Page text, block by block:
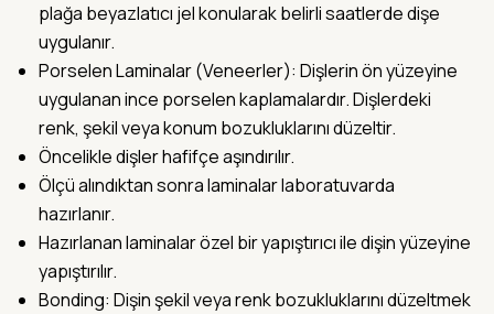
plağa beyazlatıcı jel konularak belirli saatlerde dişe
uygulanır.
Porselen Laminalar (Veneerler): Dişlerin ön yüzeyine
uygulanan ince porselen kaplamalardır. Dişlerdeki
renk, şekil veya konum bozukluklarını düzeltir.
Öncelikle dişler hafifçe aşındırılır.
Ölçü alındıktan sonra laminalar laboratuvarda
hazırlanır.
Hazırlanan laminalar özel bir yapıştırıcı ile dişin yüzeyine
yapıştırılır.
Bonding: Dişin şekil veya renk bozukluklarını düzeltmek